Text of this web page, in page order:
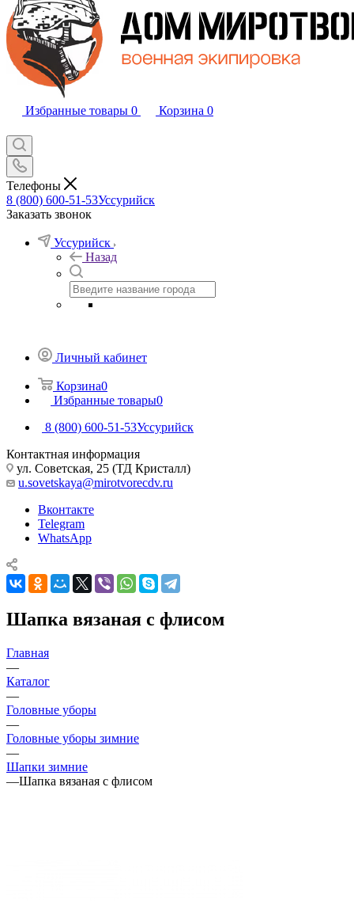
Избранные товары 0 Корзина 0
Телефоны
8 (800) 600-51-53Уссурийск
Заказать звонок
Уссурийск
Назад
Личный кабинет
Корзина0
Избранные товары0
8 (800) 600-51-53Уссурийск
Контактная информация
ул. Советская, 25 (ТД Кристалл)
u.sovetskaya@mirotvorecdv.ru
Вконтакте
Telegram
WhatsApp
Шапка вязаная с флисом
Главная
—
Каталог
—
Головные уборы
—
Головные уборы зимние
—
Шапки зимние
—Шапка вязаная с флисом